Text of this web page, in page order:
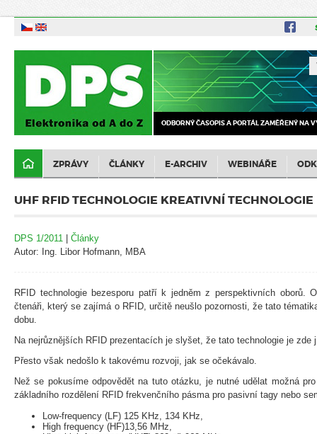
ODBORNÝ ČASOPIS A PORTÁL ZAMĚŘENÝ NA
ZPRÁVY ČLÁNKY E-ARCHIV WEBINÁŘE
UHF RFID TECHNOLOGIE KREATIVNÍ
DPS 1/2011 | Články
Autor: Ing. Libor Hofmann, MBA
RFID technologie bezesporu patří k jedněm z perspektivních oborů.
čtenáři, který se zajímá o RFID, určitě neušlo pozornosti, že tato
dobu.
Na nejrůznějších RFID prezentacích je slyšet, že tato technologie je zde
Přesto však nedošlo k takovému rozvoji, jak se očekávalo.
Než se pokusíme odpovědět na tuto otázku, je nutné udělat možná
základního rozdělení RFID frekvenčního pásma pro pasivní tagy nebo
Low-frequency (LF) 125 KHz, 134 KHz,
High frequency (HF)13,56 MHz,